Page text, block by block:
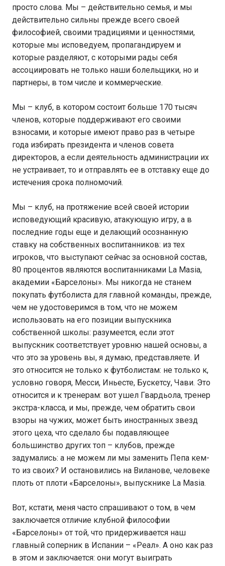
просто слова. Мы – действительно семья, и мы
действительно сильны прежде всего своей
философией, своими традициями и ценностями,
которые мы исповедуем, пропагандируем и
которые разделяют, с которыми рады себя
ассоциировать не только наши болельщики, но и
партнеры, в том числе и коммерческие.
Мы – клуб, в котором состоит больше 170 тысяч
членов, которые поддерживают его своими
взносами, и которые имеют право раз в четыре
года избирать президента и членов совета
директоров, а если деятельность администрации их
не устраивает, то и отправлять ее в отставку еще до
истечения срока полномочий.
Мы – клуб, на протяжение всей своей истории
исповедующий красивую, атакующую игру, а в
последние годы еще и делающий осознанную
ставку на собственных воспитанников: из тех
игроков, что выступают сейчас за основной состав,
80 процентов являются воспитанниками La Masia,
академии «Барселоны». Мы никогда не станем
покупать футболиста для главной команды, прежде,
чем не удостоверимся в том, что не можем
использовать на его позиции выпускника
собственной школы: разумеется, если этот
выпускник соответствует уровню нашей основы, а
что это за уровень вы, я думаю, представляете. И
это относится не только к футболистам: не только к,
условно говоря, Месси, Иньесте, Бускетсу, Чави. Это
относится и к тренерам: вот ушел Гвардьола, тренер
экстра-класса, и мы, прежде, чем обратить свои
взоры на чужих, может быть иностранных звезд
этого цеха, что сделало бы подавляющее
большинство других топ – клубов, прежде
задумались: а не можем ли мы заменить Пепа кем-
то из своих? И остановились на Виланове, человеке
плоть от плоти «Барселоны», выпускнике La Masia.
Вот, кстати, меня часто спрашивают о том, в чем
заключается отличие клубной философии
«Барселоны» от той, что придерживается наш
главный соперник в Испании – «Реал». А оно как раз
в этом и заключается: они могут выиграть